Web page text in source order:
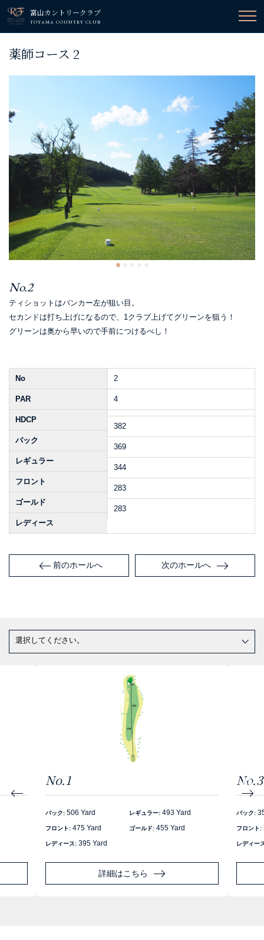
富山カントリークラブ
TOYAMA COUNTRY CLUB
薬師コース 2
No.2
ティショットはバンカー左が狙い目。
セカンドは打ち上げになるので、1クラブ上げてグリーンを狙う！
グリーンは奥から早いので手前につけるべし！
No
PAR
HDCP
バック
レギュラー
フロント
ゴールド
レディース
2
4
382
369
344
283
283
前のホールへ 次のホールへ
No.1
バック:506 Yard レギュラー: 493 Yard
フロント:475 Yard ゴールド: 455 Yard
レディース:395 Yard
詳細はこちら
No.3
バック:
フロント:
レディー